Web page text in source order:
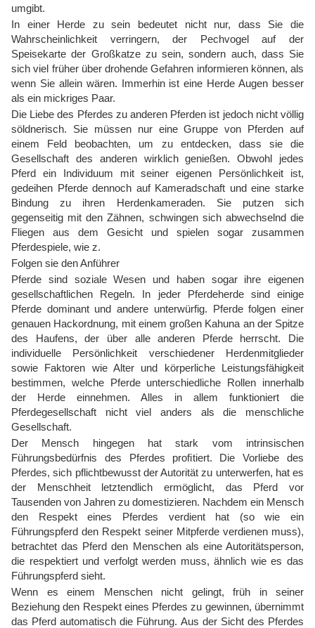
umgibt.
In einer Herde zu sein bedeutet nicht nur, dass Sie die
Wahrscheinlichkeit verringern, der Pechvogel auf der
Speisekarte der Großkatze zu sein, sondern auch, dass Sie
sich viel früher über drohende Gefahren informieren können, als
wenn Sie allein wären. Immerhin ist eine Herde Augen besser
als ein mickriges Paar.
Die Liebe des Pferdes zu anderen Pferden ist jedoch nicht völlig
söldnerisch. Sie müssen nur eine Gruppe von Pferden auf
einem Feld beobachten, um zu entdecken, dass sie die
Gesellschaft des anderen wirklich genießen. Obwohl jedes
Pferd ein Individuum mit seiner eigenen Persönlichkeit ist,
gedeihen Pferde dennoch auf Kameradschaft und eine starke
Bindung zu ihren Herdenkameraden. Sie putzen sich
gegenseitig mit den Zähnen, schwingen sich abwechselnd die
Fliegen aus dem Gesicht und spielen sogar zusammen
Pferdespiele, wie z.
Folgen sie den Anführer
Pferde sind soziale Wesen und haben sogar ihre eigenen
gesellschaftlichen Regeln. In jeder Pferdeherde sind einige
Pferde dominant und andere unterwürfig. Pferde folgen einer
genauen Hackordnung, mit einem großen Kahuna an der Spitze
des Haufens, der über alle anderen Pferde herrscht. Die
individuelle Persönlichkeit verschiedener Herdenmitglieder
sowie Faktoren wie Alter und körperliche Leistungsfähigkeit
bestimmen, welche Pferde unterschiedliche Rollen innerhalb
der Herde einnehmen. Alles in allem funktioniert die
Pferdegesellschaft nicht viel anders als die menschliche
Gesellschaft.
Der Mensch hingegen hat stark vom intrinsischen
Führungsbedürfnis des Pferdes profitiert. Die Vorliebe des
Pferdes, sich pflichtbewusst der Autorität zu unterwerfen, hat es
der Menschheit letztendlich ermöglicht, das Pferd vor
Tausenden von Jahren zu domestizieren. Nachdem ein Mensch
den Respekt eines Pferdes verdient hat (so wie ein
Führungspferd den Respekt seiner Mitpferde verdienen muss),
betrachtet das Pferd den Menschen als eine Autoritätsperson,
die respektiert und verfolgt werden muss, ähnlich wie es das
Führungspferd sieht.
Wenn es einem Menschen nicht gelingt, früh in seiner
Beziehung den Respekt eines Pferdes zu gewinnen, übernimmt
das Pferd automatisch die Führung. Aus der Sicht des Pferdes